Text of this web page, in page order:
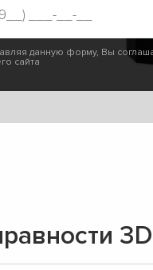
данную форму, Вы
сайта